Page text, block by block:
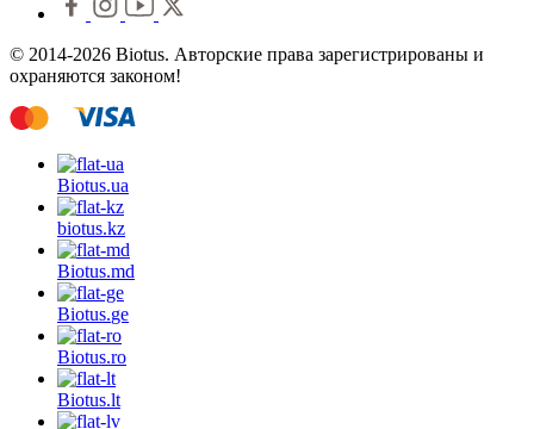
© 2014-2026 Biotus. Авторские права зарегистрированы и
охраняются законом!
Biotus.ua
biotus.kz
Biotus.md
Biotus.ge
Biotus.ro
Biotus.lt